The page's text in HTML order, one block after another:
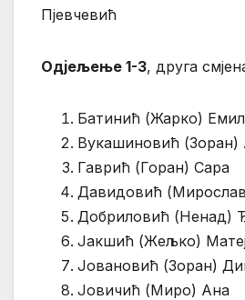
Пјевчевић
Одјељење 1-3, друга
Батинић (Жарко)
Вукашиновић (Зоран)
Гаврић (Горан) Сара
Давидовић
Добриловић (Ненад)
Јакшић (Жељко)
Јовановић (Зоран)
Јовичић (Миро) Ана